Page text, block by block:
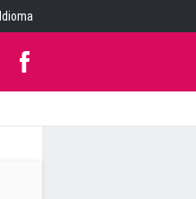
Idioma